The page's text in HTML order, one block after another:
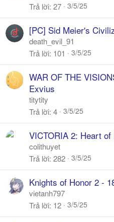
Trả lời 27 3/5/25
[PC] Sid Meier's
death_evil_91
Trả lời 101 3/5/25
WAR OF THE
Exvius
titytity
Trả lời 4 3/5/25
VICTORIA 2: Heart of
colithuyet
Trả lời 282 3/5/25
Knights of Honor 2 -
vietanh797
Trả lời 12 3/5/25